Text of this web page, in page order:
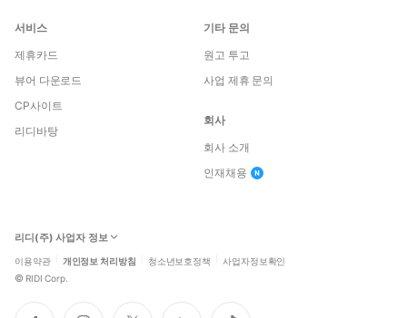
서비스
제휴카드
뷰어 다운로드
CP사이트
리디바탕
기타 문의
원고 투고
사업 제휴 문의
회사
회사 소개
인재채용
리디(주) 사업자 정보
이용약관 개인정보 처리방침 청소년보호정책 사업자정보확인
© RIDI Corp.